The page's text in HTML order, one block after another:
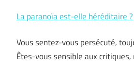
La paranoïa est-elle héréditaire ?
Vous sentez-vous persécuté,
Êtes-vous sensible aux